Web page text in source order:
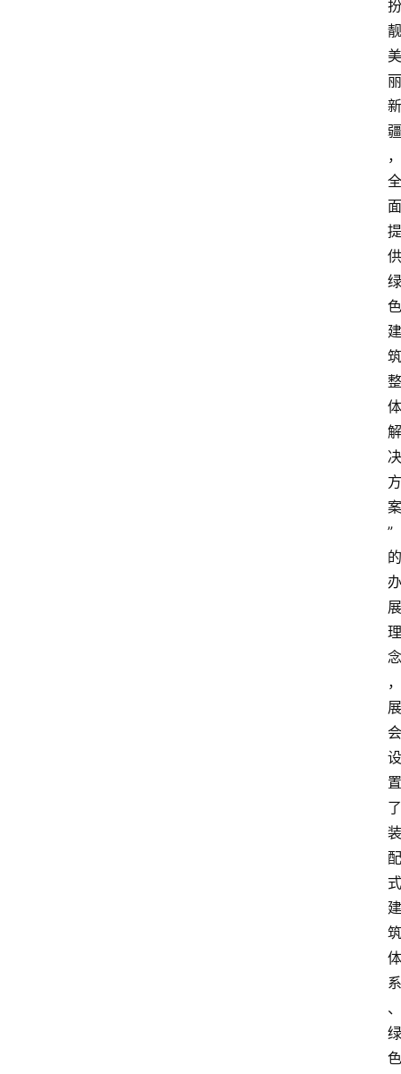
扮
靓
美
丽
新
疆
，
全
面
提
供
绿
色
建
筑
整
体
解
决
方
案
”
的
办
展
理
念
，
展
会
设
置
了
装
配
式
建
筑
体
系
、
绿
色